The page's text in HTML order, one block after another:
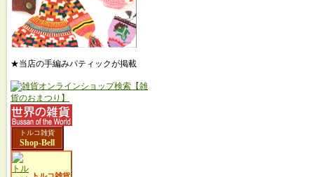
★当店の手編みパティックが掲載
トルコ雑貨
Shop-Bell